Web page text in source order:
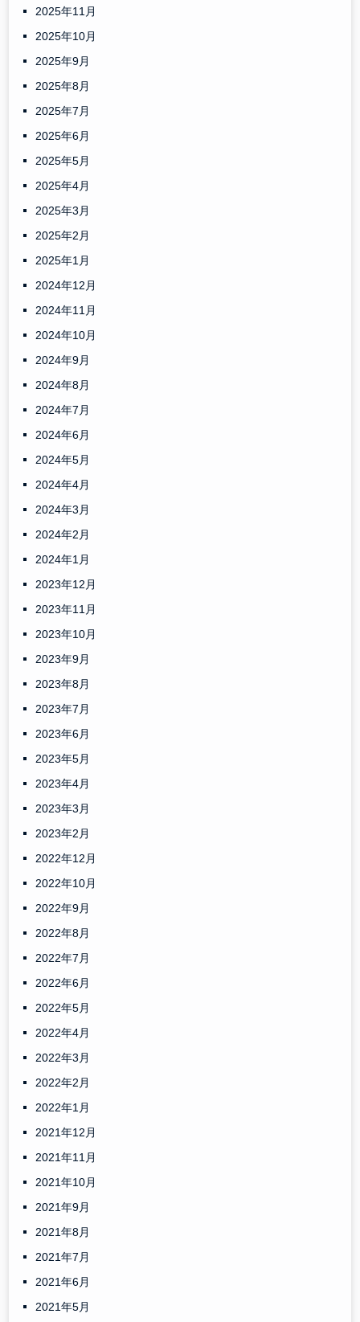
2025年11月
2025年10月
2025年9月
2025年8月
2025年7月
2025年6月
2025年5月
2025年4月
2025年3月
2025年2月
2025年1月
2024年12月
2024年11月
2024年10月
2024年9月
2024年8月
2024年7月
2024年6月
2024年5月
2024年4月
2024年3月
2024年2月
2024年1月
2023年12月
2023年11月
2023年10月
2023年9月
2023年8月
2023年7月
2023年6月
2023年5月
2023年4月
2023年3月
2023年2月
2022年12月
2022年10月
2022年9月
2022年8月
2022年7月
2022年6月
2022年5月
2022年4月
2022年3月
2022年2月
2022年1月
2021年12月
2021年11月
2021年10月
2021年9月
2021年8月
2021年7月
2021年6月
2021年5月